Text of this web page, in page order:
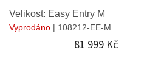
Velikost: Easy Entry M
Vyprodáno | 108212-EE-M
81 999 Kč